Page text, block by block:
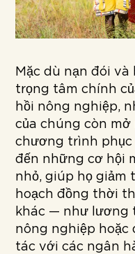
Mặc dù nạn đói
trọng tâm chính
hồi nông nghiệp,
của chúng còn mở
chương trình phục
đến những cơ hội
nhỏ, giúp họ giảm
hoạch đồng thời
khác — như lương
nông nghiệp
tác với các ngân